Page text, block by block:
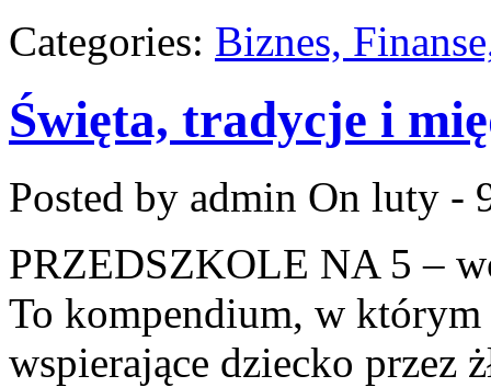
Categories: Biznes,
Święta, tradycje i
Posted by admin On luty -
PRZEDSZKOLE NA 5 –
To kompendium, w
wspierające dziecko przez